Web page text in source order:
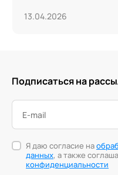
13.04.2026
Подписаться на
Я даю согласие на
данных, а также
конфиденциальности